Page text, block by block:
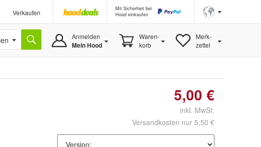
Verkaufen
Mit Sicherheit bei
Hood einkaufen
Anmelden
Mein Hood
Waren-
korb
Merk-
zettel
5,00 €
inkl. MwSt.
Versandkosten nur 5,50 €